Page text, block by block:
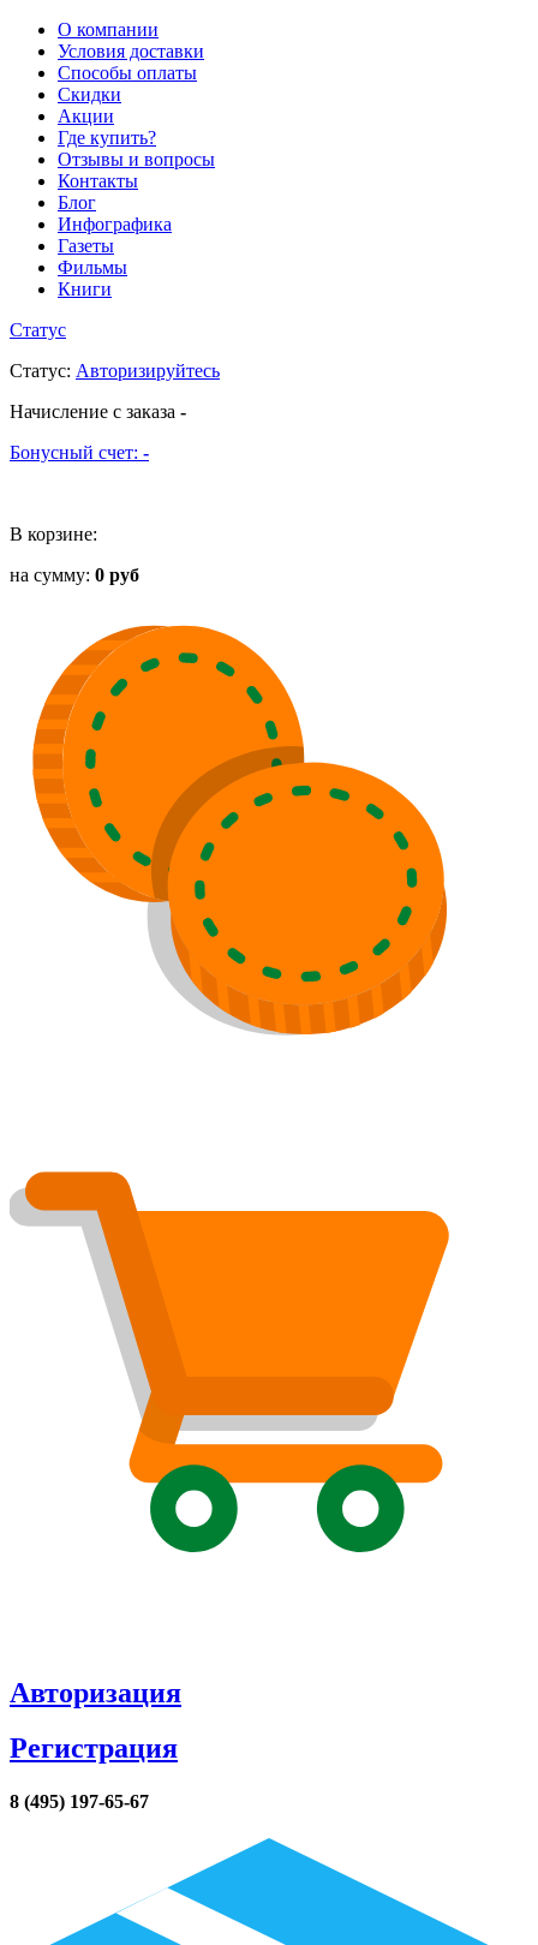
О компании
Условия доставки
Способы оплаты
Скидки
Акции
Где купить?
Отзывы и вопросы
Контакты
Блог
Инфографика
Газеты
Фильмы
Книги
Статус
Статус: Авторизируйтесь
Начисление с заказа -
Бонусный счет: -
В корзине:
на сумму: 0 руб
Авторизация
Регистрация
8 (495) 197-65-67